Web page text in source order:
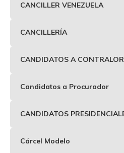
CANCILLER VENEZUELA
CANCILLERÍA
CANDIDATOS A
Candidatos a Procurador
CANDIDATOS
Cárcel Modelo